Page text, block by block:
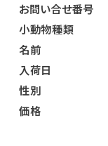
お問い合せ番号
小動物種類
名前
入荷日
性別
価格